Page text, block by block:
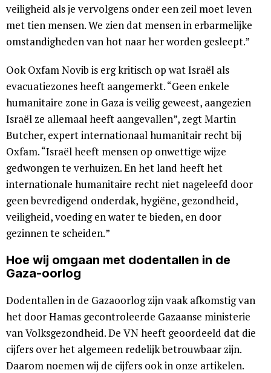
veiligheid als je vervolgens onder een zeil moet leven
met tien mensen. We zien dat mensen in erbarmelijke
omstandigheden van hot naar her worden gesleept.”
Ook Oxfam Novib is erg kritisch op wat Israël als
evacuatiezones heeft aangemerkt. “Geen enkele
humanitaire zone in Gaza is veilig geweest, aangezien
Israël ze allemaal heeft aangevallen”, zegt Martin
Butcher, expert internationaal humanitair recht bij
Oxfam. “Israël heeft mensen op onwettige wijze
gedwongen te verhuizen. En het land heeft het
internationale humanitaire recht niet nageleefd door
geen bevredigend onderdak, hygiëne, gezondheid,
veiligheid, voeding en water te bieden, en door
gezinnen te scheiden. ”
Hoe wij omgaan met dodentallen in de
Gaza-oorlog
Dodentallen in de Gazaoorlog zijn vaak afkomstig van
het door Hamas gecontroleerde Gazaanse ministerie
van Volksgezondheid. De VN heeft geoordeeld dat die
cijfers over het algemeen redelijk betrouwbaar zijn.
Daarom noemen wij de cijfers ook in onze artikelen.